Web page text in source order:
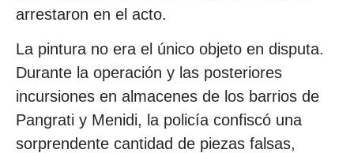
arrestaron en el acto.
La pintura no era el único objeto en disputa.
Durante la operación y las posteriores
incursiones en almacenes de los barrios de
Pangrati y Menidi, la policía confiscó una
sorprendente cantidad de piezas falsas,